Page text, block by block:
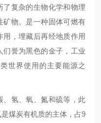
复杂的生物化学和物理
矿物。是一种固体可燃有
，埋藏后再经地质作用
誉为黑色的金子，工业
世界使用的主要能源之
、氢、氧、氮和硫等，此
煤炭有机质的主体，占9